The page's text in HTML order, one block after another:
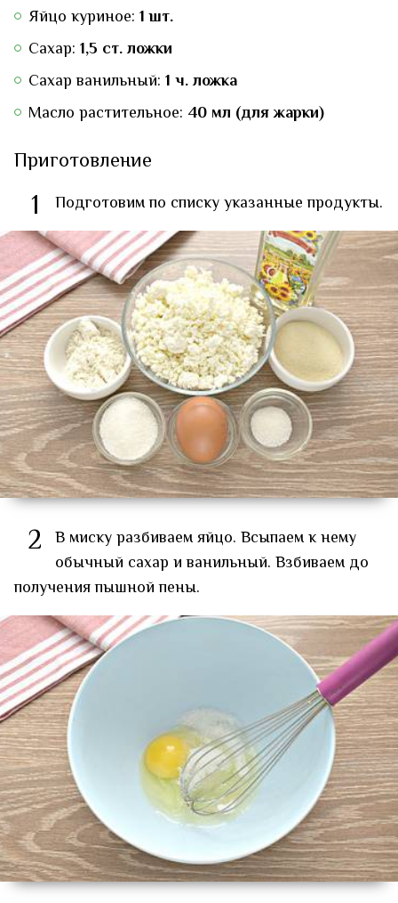
Яйцо куриное: 1 шт.
Сахар: 1,5 ст. ложки
Сахар ванильный: 1 ч. ложка
Масло растительное: 40 мл (для жарки)
Приготовление
1 Подготовим по списку указанные продукты.
2 В миску разбиваем яйцо. Всыпаем к нему
обычный сахар и ванильный. Взбиваем до
получения пышной пены.